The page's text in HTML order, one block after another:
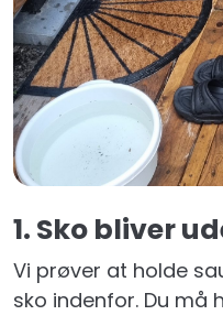
gus
Fordele
ved
saunagus
Hvem
gå
i
sauna?
1. Sko bliver
Vi prøver at holde
sko indenfor. Du må